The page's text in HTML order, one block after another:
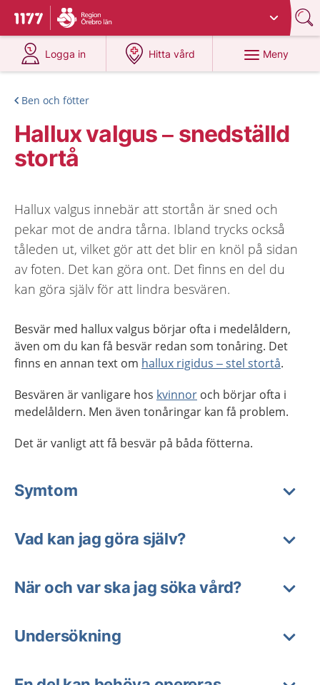
Till startsidan för 1177
Du har valt region
Logga in
på 1177.se
Hitta vård
på 1177.se
Meny
Ben och fötter
Hallux valgus – snedställd
stortå
Hallux valgus innebär att stortån är sned och
pekar mot de andra tårna. Ibland trycks också
tåleden ut, vilket gör att det blir en knöl på sidan
av foten. Det kan göra ont. Det finns en del du
kan göra själv för att lindra besvären.
Besvär med hallux valgus börjar ofta i medelåldern,
även om du kan få besvär redan som tonåring. Det
finns en annan text om hallux rigidus – stel stortå.
Besvären är vanligare hos kvinnor och börjar ofta i
medelåldern. Men även tonåringar kan få problem.
Det är vanligt att få besvär på båda fötterna.
Symtom
Vad kan jag göra själv?
När och var ska jag söka vård?
Undersökning